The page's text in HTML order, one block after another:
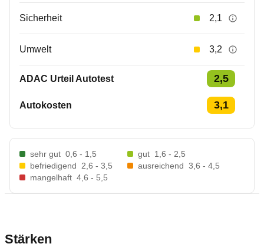
Sicherheit 2,1
Umwelt 3,2
ADAC Urteil Autotest 2,5
Autokosten 3,1
sehr gut 0,6 - 1,5 gut 1,6 - 2,5
befriedigend
2,6 - 3,5 ausreichend 3,6 - 4,5
mangelhaft 4,6 - 5,5
Stärken